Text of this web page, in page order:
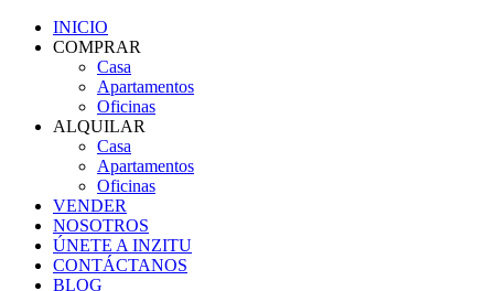
INICIO
COMPRAR
Casa
Apartamentos
Oficinas
ALQUILAR
Casa
Apartamentos
Oficinas
VENDER
NOSOTROS
ÚNETE A INZITU
CONTÁCTANOS
BLOG